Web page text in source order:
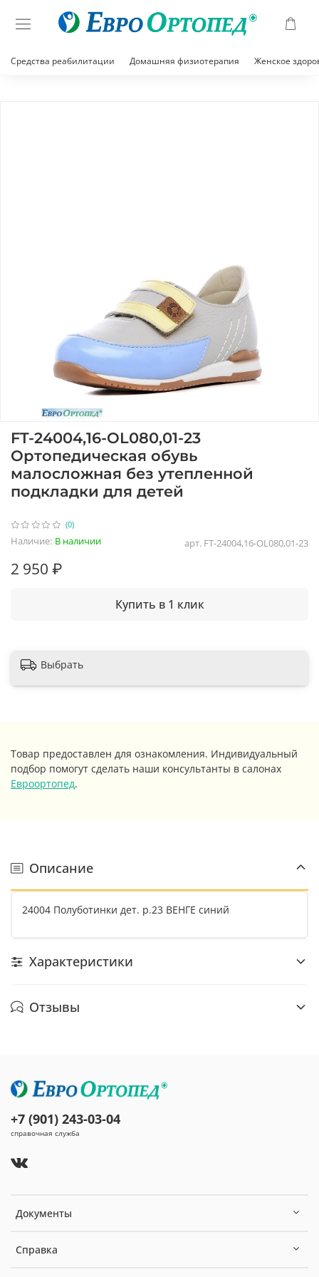
Средства реабилитации Домашняя физиотерапия Женское
(0)
арт. FT-24004,16-OL080,01-23
Наличие: В наличии
FT-24004,16-OL080,01-23
Ортопедическая обувь
малосложная без утепленной
подкладки для детей
2 950 ₽
Купить в 1 клик
Выбрать
Товар предоставлен для ознакомления. Индивидуальный
подбор помогут сделать наши консультанты в салонах
Евроортопед.
Описание
24004 Полуботинки дет. р.23 ВЕНГЕ синий
Характеристики
Отзывы
Документы
Справка
+7 (901) 243-03-04
справочная служба